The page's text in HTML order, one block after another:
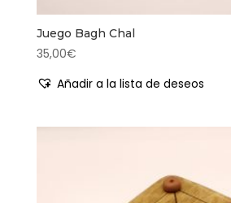
Juego Bagh Chal
35,00€
Añadir a la lista de deseos